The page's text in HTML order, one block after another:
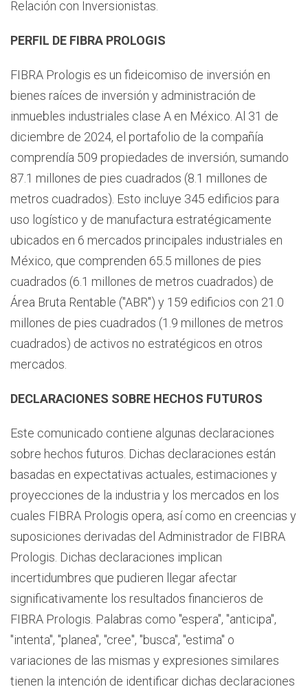
Relación con Inversionistas.
PERFIL DE FIBRA PROLOGIS
FIBRA Prologis es un fideicomiso de inversión en
bienes raíces de inversión y administración de
inmuebles industriales clase A en México. Al 31 de
diciembre de 2024, el portafolio de la compañía
comprendía 509 propiedades de inversión, sumando
87.1 millones de pies cuadrados (8.1 millones de
metros cuadrados). Esto incluye 345 edificios para
uso logístico y de manufactura estratégicamente
ubicados en 6 mercados principales industriales en
México, que comprenden 65.5 millones de pies
cuadrados (6.1 millones de metros cuadrados) de
Área Bruta Rentable ("ABR") y 159 edificios con 21.0
millones de pies cuadrados (1.9 millones de metros
cuadrados) de activos no estratégicos en otros
mercados.
DECLARACIONES SOBRE HECHOS FUTUROS
Este comunicado contiene algunas declaraciones
sobre hechos futuros. Dichas declaraciones están
basadas en expectativas actuales, estimaciones y
proyecciones de la industria y los mercados en los
cuales FIBRA Prologis opera, así como en creencias y
suposiciones derivadas del Administrador de FIBRA
Prologis. Dichas declaraciones implican
incertidumbres que pudieren llegar afectar
significativamente los resultados financieros de
FIBRA Prologis. Palabras como "espera", "anticipa",
"intenta", "planea", "cree", "busca", "estima" o
variaciones de las mismas y expresiones similares
tienen la intención de identificar dichas declaraciones